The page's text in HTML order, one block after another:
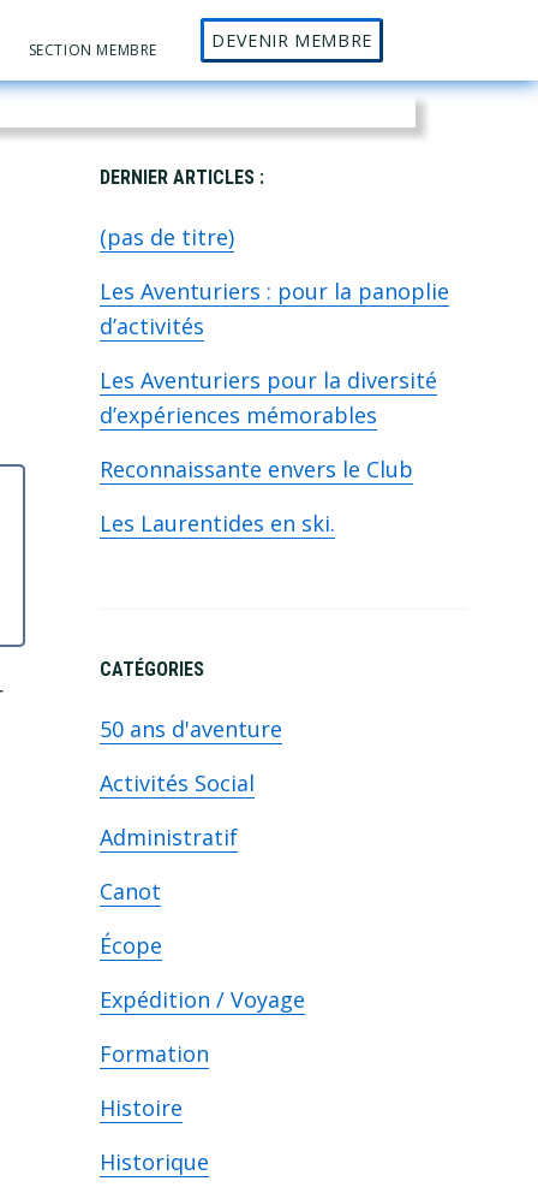
SECTION MEMBRE DEVENIR MEMBRE
Primary
Sidebar
DERNIER ARTICLES :
(pas de titre)
Les Aventuriers : pour la panoplie
d’activités
Les Aventuriers pour la diversité
d’expériences mémorables
Reconnaissante envers le Club
Les Laurentides en ski.
CATÉGORIES
50 ans d'aventure
Activités Social
Administratif
Canot
Écope
Expédition / Voyage
Formation
Histoire
Historique